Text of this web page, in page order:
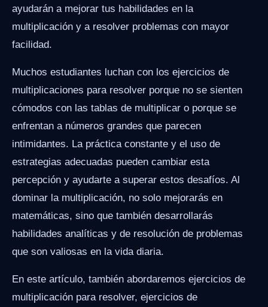
ayudarán a mejorar tus habilidades en la
multiplicación y a resolver problemas con mayor
facilidad.
Muchos estudiantes luchan con los ejercicios de
multiplicaciones para resolver porque no se sienten
cómodos con las tablas de multiplicar o porque se
enfrentan a números grandes que parecen
intimidantes. La práctica constante y el uso de
estrategias adecuadas pueden cambiar esta
percepción y ayudarte a superar estos desafíos. Al
dominar la multiplicación, no solo mejorarás en
matemáticas, sino que también desarrollarás
habilidades analíticas y de resolución de problemas
que son valiosas en la vida diaria.
En este artículo, también abordaremos ejercicios de
multiplicación para resolver, ejercicios de